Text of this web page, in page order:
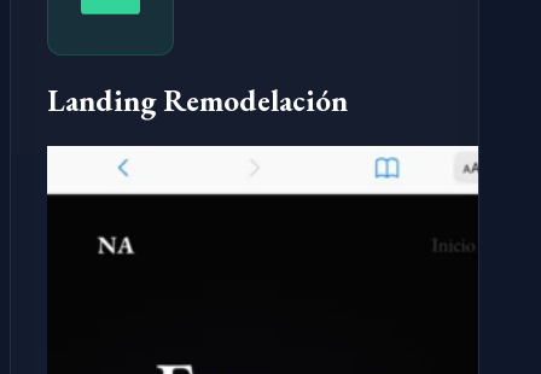
Landing Remodelación